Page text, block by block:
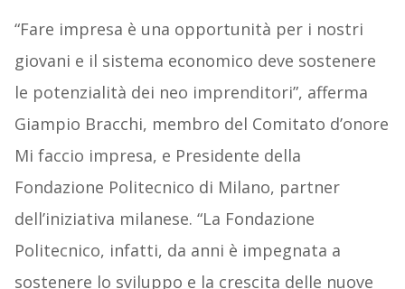
“Fare impresa è una opportunità per i nostri
giovani e il sistema economico deve sostenere
le potenzialità dei neo imprenditori”, afferma
Giampio Bracchi, membro del Comitato d’onore
Mi faccio impresa, e Presidente della
Fondazione Politecnico di Milano, partner
dell’iniziativa milanese. “La Fondazione
Politecnico, infatti, da anni è impegnata a
sostenere lo sviluppo e la crescita delle nuove